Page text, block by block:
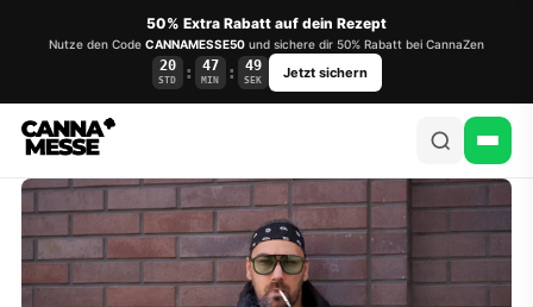
50% Extra Rabatt auf dein Rezept
Nutze den Code CANNAMESSE50 und sichere dir 50% Rabatt bei CannaZen
20
STD : 47
MIN : 49
SEK Jetzt sichern